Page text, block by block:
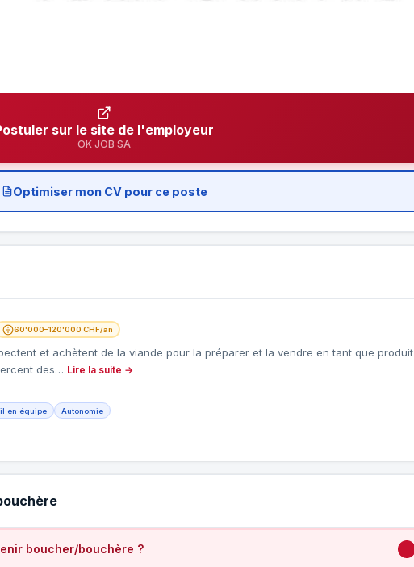
sur le site de l'employeur
OK JOB SA
Optimiser mon CV pour ce poste
60'000–120'000 CHF/an
et achètent de la viande pour la préparer et la vendre en tant que produit
des… Lire la suite →
en équipe Autonomie
boucher/bouchère ?